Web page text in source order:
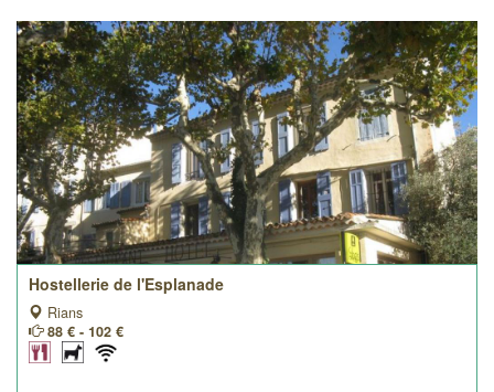
Hostellerie de l'Esplanade
Rians
88 € - 102 €